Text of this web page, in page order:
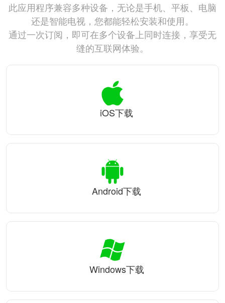
此应用程序兼容多种设备，无论是手机、平板、电脑
还是智能电视，您都能轻松安装和使用。
通过一次订阅，即可在多个设备上同时连接，享受无
缝的互联网体验。
iOS下载
Android下载
Windows下载